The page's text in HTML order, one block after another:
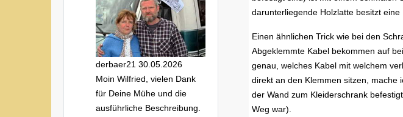
derbaer21 30.05.2026
Moin Wilfried, vielen Dank
für Deine Mühe und die
ausführliche Beschreibung.
darunterliegende Holzlatte besitzt
Einen ähnlichen Trick wie bei den
Abgeklemmte Kabel bekommen auf
genau, welches Kabel mit welchem
direkt an den Klemmen sitzen, mache
der Wand zum Kleiderschrank
Weg war).